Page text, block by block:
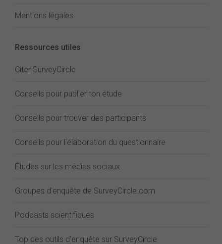
Mentions légales
Ressources utiles
Citer SurveyCircle
Conseils pour publier ton étude
Conseils pour trouver des participants
Conseils pour l'élaboration du questionnaire
Études sur les médias sociaux
Groupes d'enquête de SurveyCircle.com
Podcasts scientifiques
Top des outils d'enquête sur SurveyCircle